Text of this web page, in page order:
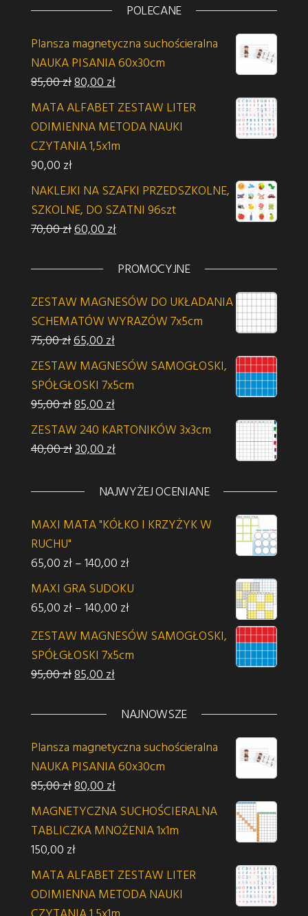
POLECANE
Plansza magnetyczna suchościeralna
NAUKA PISANIA 60x30cm
85,00złPierwotna cena wynosiła: 85,00 zł.
80,00 złAktualna cena wynosi: 80,00 zł.
MATA ALFABET ZESTAW LITER
ODIMIENNA METODA NAUKI
CZYTANIA 1,5x1m
90,00 zł
NAKLEJKI NA SZAFKI PRZEDSZKOLNE,
SZKOLNE, DO SZATNI 96szt
70,00złPierwotna cena wynosiła: 70,00 zł.
60,00 złAktualna cena wynosi: 60,00 zł.
PROMOCYJNE
ZESTAW MAGNESÓW DO UKŁADANIA
SCHEMATÓW WYRAZÓW 7x5cm
75,00złPierwotna cena wynosiła: 75,00 zł.
65,00 złAktualna cena wynosi: 65,00 zł.
ZESTAW MAGNESÓW SAMOGŁOSKI,
SPÓŁGŁOSKI 7x5cm
95,00złPierwotna cena wynosiła: 95,00 zł.
85,00 złAktualna cena wynosi: 85,00 zł.
ZESTAW 240 KARTONIKÓW 3x3cm
40,00złPierwotna cena wynosiła: 40,00 zł.
30,00 złAktualna cena wynosi: 30,00 zł.
NAJWYŻEJ OCENIANE
MAXI MATA "KÓŁKO I KRZYŻYK W
RUCHU"
65,00 zł–140,00 złZakres cen: od 65,00 zł do 140,00
MAXI GRA SUDOKU
65,00 zł–140,00 złZakres cen: od 65,00 zł do 140,00
ZESTAW MAGNESÓW SAMOGŁOSKI,
SPÓŁGŁOSKI 7x5cm
95,00złPierwotna cena wynosiła: 95,00 zł.
85,00 złAktualna cena wynosi: 85,00 zł.
NAJNOWSZE
Plansza magnetyczna suchościeralna
NAUKA PISANIA 60x30cm
85,00złPierwotna cena wynosiła: 85,00 zł.
80,00 złAktualna cena wynosi: 80,00 zł.
MAGNETYCZNA SUCHOŚCIERALNA
TABLICZKA MNOŻENIA 1x1m
150,00 zł
MATA ALFABET ZESTAW LITER
ODIMIENNA METODA NAUKI